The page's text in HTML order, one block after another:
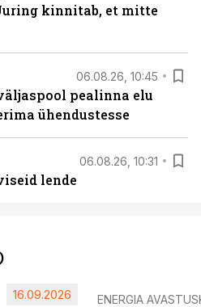
kinnitab, et mitte
06.08.26, 10:45
pealinna elu
ühendustesse
06.08.26, 10:31
lende
16.09.2026 ENERGIA